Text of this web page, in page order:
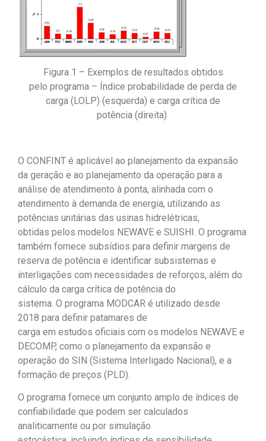
Figura 1 – Exemplos de resultados obtidos
pelo programa – Índice probabilidade de perda de
carga (LOLP) (esquerda) e carga crítica de
potência (direita)
O CONFINT é aplicável ao planejamento da expansão
da geração e ao planejamento da operação para a
análise de atendimento à ponta, alinhada com o
atendimento à demanda de energia, utilizando as
potências unitárias das usinas hidrelétricas,
obtidas pelos modelos NEWAVE e SUISHI. O programa
também fornece subsídios para definir margens de
reserva de potência e identificar subsistemas e
interligações com necessidades de reforços, além do
cálculo da carga crítica de potência do
sistema. O programa MODCAR é utilizado desde
2018 para definir patamares de
carga em estudos oficiais com os modelos NEWAVE e
DECOMP, como o planejamento da expansão e
operação do SIN (Sistema Interligado Nacional), e a
formação de preços (PLD).
O programa fornece um conjunto amplo de índices de
confiabilidade que podem ser calculados
analiticamente ou por simulação